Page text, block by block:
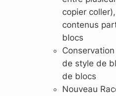
copier
contenus
blocs
de style de
de blocs
Nouveau